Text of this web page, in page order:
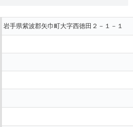
岩手県紫波郡矢巾町大字西徳田２－１－１